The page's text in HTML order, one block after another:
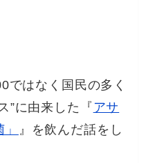
ではなく国民の多く
”に由来した『 アサ
』を飲んだ話をし